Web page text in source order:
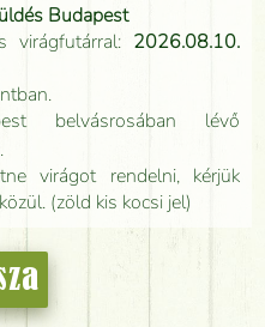
Budapest
virágfutárral: 2026.08.10.
belvásrosában lévő
virágot rendelni, kérjük
(zöld kis kocsi jel)